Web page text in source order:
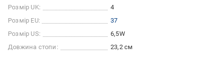
Розмір UK:
4
Розмір EU:
37
Розмір US:
6,5W
Довжина стопи:
23,2 см